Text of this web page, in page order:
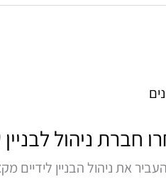
חברת ניהול
את ניהול הבניין לידיים